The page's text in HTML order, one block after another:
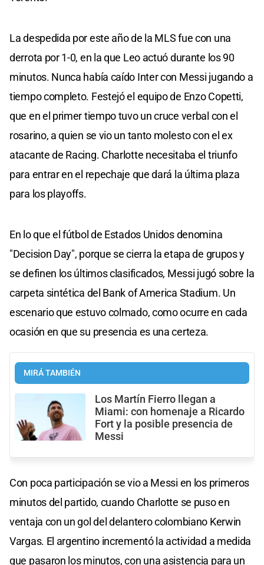
La despedida por este año de la MLS fue con una
derrota por 1-0, en la que Leo actuó durante los 90
minutos. Nunca había caído Inter con Messi jugando a
tiempo completo. Festejó el equipo de Enzo Copetti,
que en el primer tiempo tuvo un cruce verbal con el
rosarino, a quien se vio un tanto molesto con el ex
atacante de Racing. Charlotte necesitaba el triunfo
para entrar en el repechaje que dará la última plaza
para los playoffs.
En lo que el fútbol de Estados Unidos denomina
"Decision Day", porque se cierra la etapa de grupos y
se definen los últimos clasificados, Messi jugó sobre la
carpeta sintética del Bank of America Stadium. Un
escenario que estuvo colmado, como ocurre en cada
ocasión en que su presencia es una certeza.
MIRÁ TAMBIÉN
Los Martín Fierro llegan a
Miami: con homenaje a Ricardo
Fort y la posible presencia de
Messi
Con poca participación se vio a Messi en los primeros
minutos del partido, cuando Charlotte se puso en
ventaja con un gol del delantero colombiano Kerwin
Vargas. El argentino incrementó la actividad a medida
que pasaron los minutos, con una asistencia para un